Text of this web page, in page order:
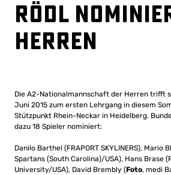
Rödl
Herren
Die A2-Nationalmannschaft der Herren trifft
Juni 2015 zum ersten Lehrgang in diesem
Stützpunkt Rhein-Neckar in Heidelberg.
dazu 18 Spieler nominiert:
Danilo Barthel (FRAPORT SKYLINERS), Mario
Spartans (South Carolina)/USA), Hans Brase
University/USA), David Brembly (Foto, medi